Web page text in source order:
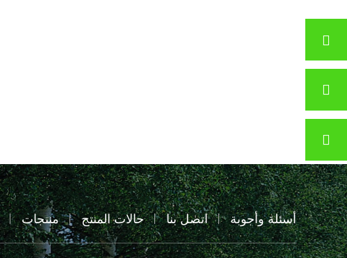
منتجات حالات المنتج اتصل بنا أسئلة وأجوبة